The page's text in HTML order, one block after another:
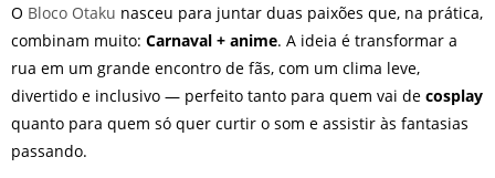
O Bloco Otaku nasceu para juntar duas paixões que, na prática,
combinam muito: Carnaval + anime. A ideia é transformar a
rua em um grande encontro de fãs, com um clima leve,
divertido e inclusivo — perfeito tanto para quem vai de cosplay
quanto para quem só quer curtir o som e assistir às fantasias
passando.